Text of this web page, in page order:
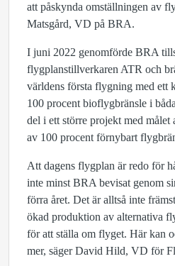
att påskynda omställningen av
Matsgård, VD på BRA.
I juni 2022 genomförde BRA
flygplanstillverkaren ATR och
världens första flygning med ett
100 procent bioflygbränsle i
del i ett större projekt med målet
av 100 procent förnybart
Att dagens flygplan är redo för
inte minst BRA bevisat genom
förra året. Det är alltså inte
ökad produktion av alternativa
för att ställa om flyget. Här kan
mer, säger David Hild, VD för